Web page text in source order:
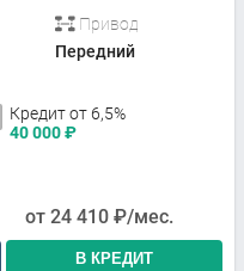
Привод
Передний
Кредит от 6,5%
40 000₽
от 24 410 ₽/мес.
В КРЕДИТ